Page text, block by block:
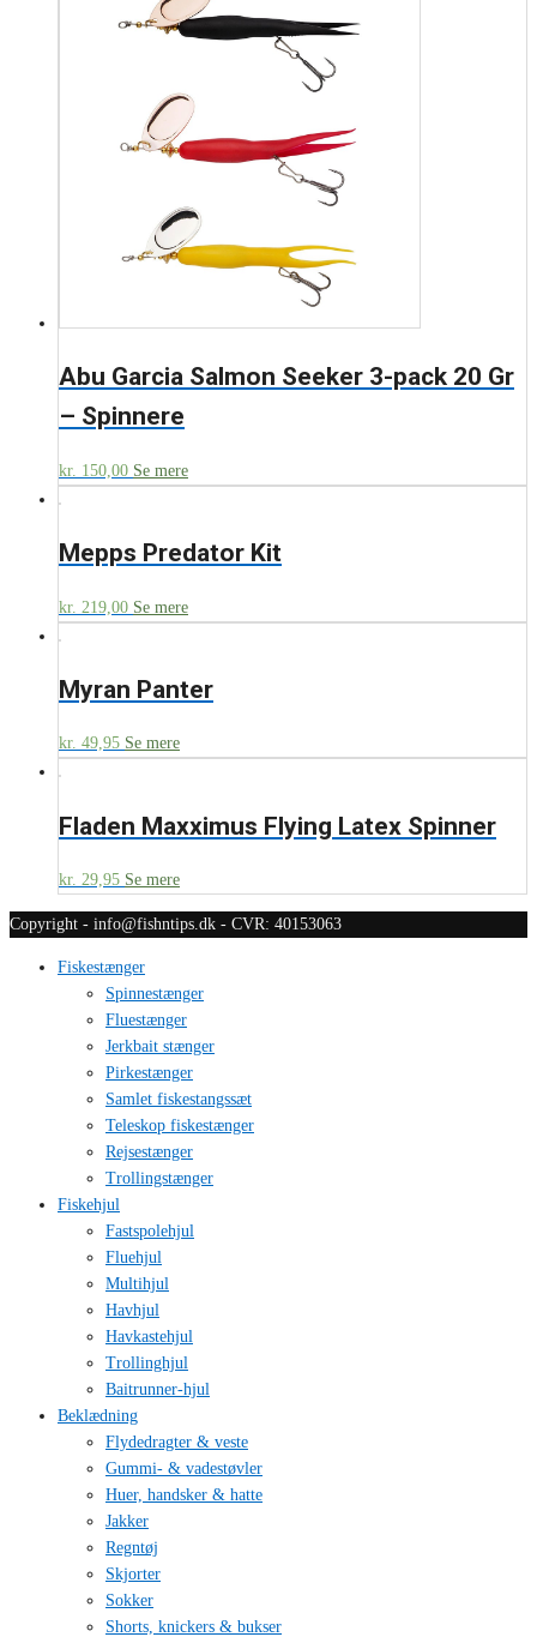
Abu Garcia Salmon Seeker 3-pack 20 Gr
– Spinnere
kr. 150,00 Se mere
Mepps Predator Kit
kr. 219,00 Se mere
Myran Panter
kr. 49,95 Se mere
Fladen Maxximus Flying Latex Spinner
kr. 29,95 Se mere
Copyright - info@fishntips.dk - CVR: 40153063
Fiskestænger
Spinnestænger
Fluestænger
Jerkbait stænger
Pirkestænger
Samlet fiskestangssæt
Teleskop fiskestænger
Rejsestænger
Trollingstænger
Fiskehjul
Fastspolehjul
Fluehjul
Multihjul
Havhjul
Havkastehjul
Trollinghjul
Baitrunner-hjul
Beklædning
Flydedragter & veste
Gummi- & vadestøvler
Huer, handsker & hatte
Jakker
Regntøj
Skjorter
Sokker
Shorts, knickers & bukser